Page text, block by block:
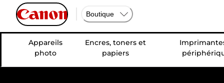
Boutique
Appareils
photo
Encres, toners et
papiers